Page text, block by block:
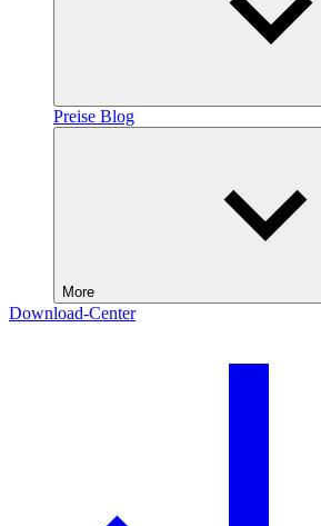
Preise Blog
More
Download-Center